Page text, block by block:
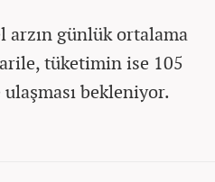
arzın günlük ortalama
tüketimin ise 105
bekleniyor.